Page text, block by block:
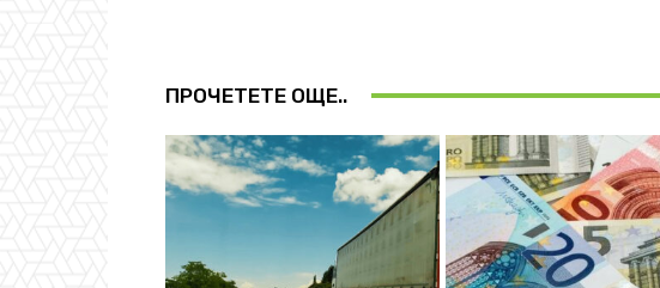
ПРОЧЕТЕТЕ ОЩЕ..